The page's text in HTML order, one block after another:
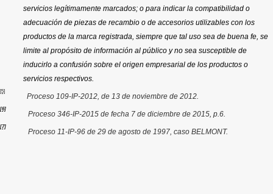
servicios legítimamente marcados; o para indicar la compatibilidad o
adecuación de piezas de recambio o de accesorios utilizables con los
productos de la marca registrada, siempre que tal uso sea de buena fe, se
limite al propósito de información al público y no sea susceptible de
inducirlo a confusión sobre el origen empresarial de los productos o
servicios respectivos.
[5]
Proceso 109-IP-2012, de 13 de noviembre de 2012.
[6]
Proceso 346-IP-2015 de fecha 7 de diciembre de 2015, p.6.
[7]
Proceso 11-IP-96 de 29 de agosto de 1997, caso BELMONT.